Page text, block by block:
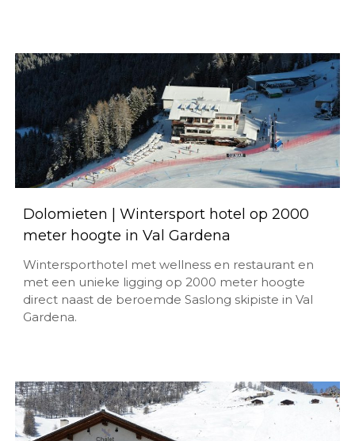
Dolomieten | Wintersport hotel op 2000
meter hoogte in Val Gardena
Wintersporthotel met wellness en restaurant en
met een unieke ligging op 2000 meter hoogte
direct naast de beroemde Saslong skipiste in Val
Gardena.